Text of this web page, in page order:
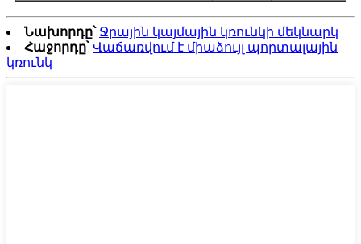
Նախորդը՝ Ջրային կայմային կռունկի մեկնարկ
Հաջորդը՝ Վաճառվում է միաձույլ պորտալային
կռունկ